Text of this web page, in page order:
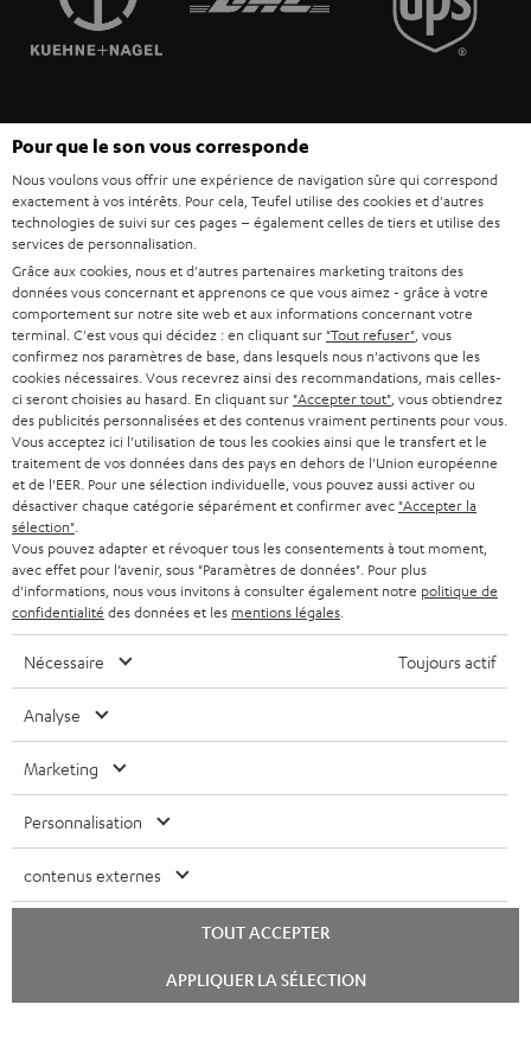
ULTIMA
FANSHOP
NOUVEAUTÉS
MANAGEMENT
VALEURS
ACCESSIBILITÉ
POLOGNE
ITALIE
USA
AUTRES PAYS
erreurs. Les accessoires figurant sur l’image ne font pas partie du contenu de
livraison. D’éventuels frais d’élimination des batteries sont inclus dans le prix.
©2026 Lautsprecher Teufel GmbH - Tous droits réservés.
Mentions légales
Politique de confidentialité
Paramètres de confidentialité
EU Data Act renoncer au contrat ici
chat
Pour que le son vous corresponde
Nous voulons vous offrir une expérience de navigation sûre qui correspond
exactement à vos intérêts. Pour cela, Teufel utilise des cookies et d'autres
technologies de suivi sur ces pages – également celles de tiers et utilise des
services de personnalisation.
Grâce aux cookies, nous et d'autres partenaires marketing traitons des
données vous concernant et apprenons ce que vous aimez - grâce à votre
comportement sur notre site web et aux informations concernant votre
terminal. C'est vous qui décidez : en cliquant sur "Tout refuser" , vous
confirmez nos paramètres de base, dans lesquels nous n'activons que les
cookies nécessaires. Vous recevrez ainsi des recommandations, mais celles-
ci seront choisies au hasard. En cliquant sur "Accepter tout" , vous obtiendrez
des publicités personnalisées et des contenus vraiment pertinents pour vous.
Vous acceptez ici l'utilisation de tous les cookies ainsi que le transfert et le
traitement de vos données dans des pays en dehors de l'Union européenne
et de l'EER. Pour une sélection individuelle, vous pouvez aussi activer ou
désactiver chaque catégorie séparément et confirmer avec "Accepter la
sélection"
Vous pouvez adapter et révoquer tous les consentements à tout moment,
avec effet pour l’avenir, sous "Paramètres de données". Pour plus
d'informations, nous vous invitons à consulter également notre politique de
confidentialité des données et les mentions légales
Nécessaire Toujours actif
Analyse
Marketing
Personnalisation
contenus externes
TOUT ACCEPTER
APPLIQUER LA SÉLECTION